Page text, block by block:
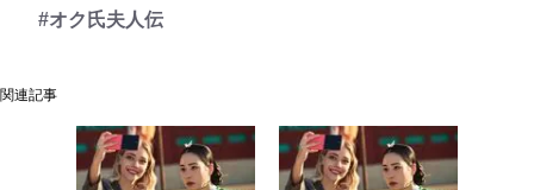
#オク氏夫人伝
関連記事